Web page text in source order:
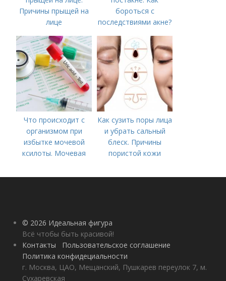
Причины прыщей на
лице
бороться с
последствиями акне?
Что происходит с
организмом при
избытке мочевой
ксилоты. Мочевая
норма и отклонения
Как сузить поры лица
и убрать сальный
блеск. Причины
пористой кожи
© 2026 Идеальная фигура
Всё чтобы быть красивой!
Контакты
Пользовательское соглашение
Политика конфидециальности
г. Москва, ЦАО, Мещанский, Пушкарев переулок 7, м.
Сухаревская